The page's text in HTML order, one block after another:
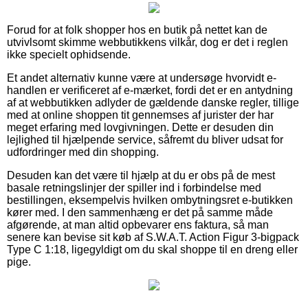
Forud for at folk shopper hos en butik på nettet kan de
utvivlsomt skimme webbutikkens vilkår, dog er det i reglen
ikke specielt ophidsende.
Et andet alternativ kunne være at undersøge hvorvidt e-
handlen er verificeret af e-mærket, fordi det er en antydning
af at webbutikken adlyder de gældende danske regler, tillige
med at online shoppen tit gennemses af jurister der har
meget erfaring med lovgivningen. Dette er desuden din
lejlighed til hjælpende service, såfremt du bliver udsat for
udfordringer med din shopping.
Desuden kan det være til hjælp at du er obs på de mest
basale retningslinjer der spiller ind i forbindelse med
bestillingen, eksempelvis hvilken ombytningsret e-butikken
kører med. I den sammenhæng er det på samme måde
afgørende, at man altid opbevarer ens faktura, så man
senere kan bevise sit køb af S.W.A.T. Action Figur 3-bigpack
Type C 1:18, ligegyldigt om du skal shoppe til en dreng eller
pige.